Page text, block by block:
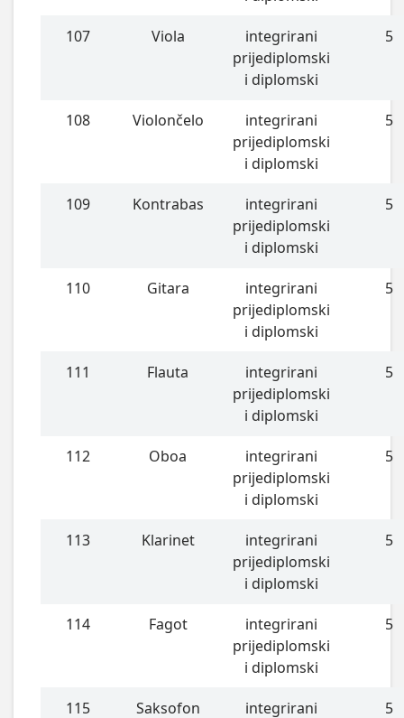
107 Viola
integrirani
prijediplomski
i diplomski
5
108 Violončelo
integrirani
prijediplomski
i diplomski
5
109 Kontrabas
integrirani
prijediplomski
i diplomski
5
110 Gitara
integrirani
prijediplomski
i diplomski
5
111 Flauta
integrirani
prijediplomski
i diplomski
5
112 Oboa
integrirani
prijediplomski
i diplomski
5
113 Klarinet
integrirani
prijediplomski
i diplomski
5
114 Fagot
integrirani
prijediplomski
i diplomski
5
115 Saksofon integrirani 5